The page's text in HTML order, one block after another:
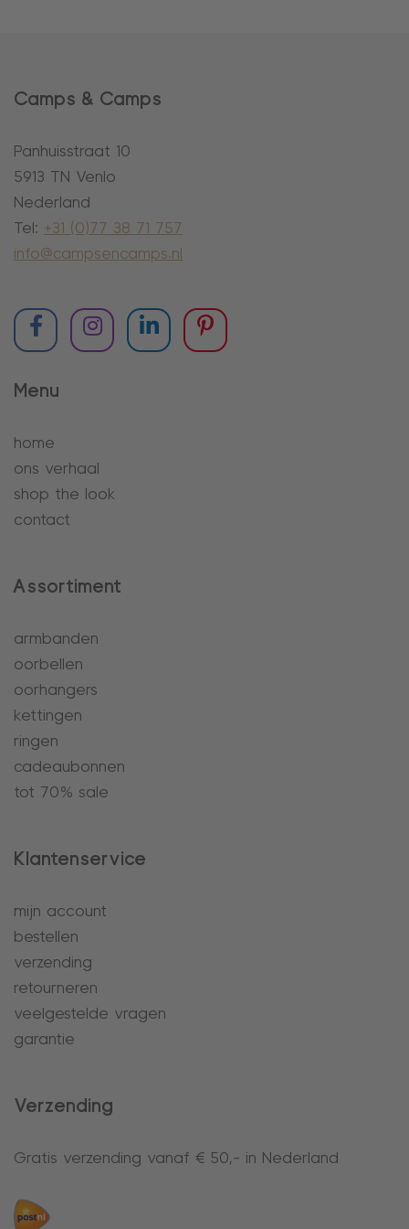
Camps & Camps
Panhuisstraat 10
5913 TN Venlo
Nederland
Tel: +31 (0)77 38 71 757
info@campsencamps.nl
Menu
home
ons verhaal
shop the look
contact
Assortiment
armbanden
oorbellen
oorhangers
kettingen
ringen
cadeaubonnen
tot 70% sale
Klantenservice
mijn account
bestellen
verzending
retourneren
veelgestelde vragen
garantie
Verzending
Gratis verzending vanaf € 50,- in Nederland